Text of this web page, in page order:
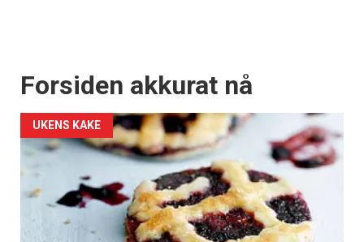
Forsiden akkurat nå
UKENS KAKE